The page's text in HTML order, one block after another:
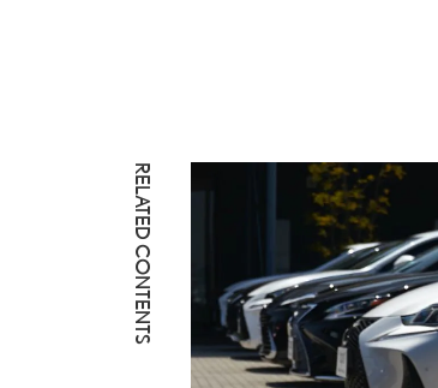
RELATED CONTENTS